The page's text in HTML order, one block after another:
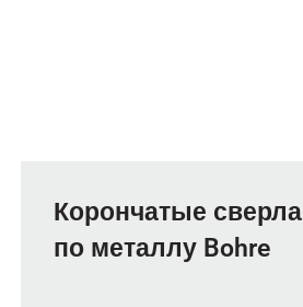
Корончатые сверла
по металлу Bohre